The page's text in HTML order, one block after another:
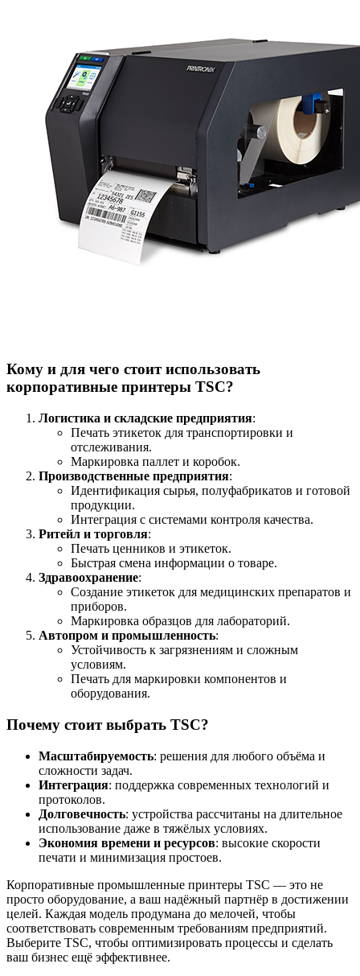
Кому и для чего стоит использовать
корпоративные принтеры TSC?
Логистика и складские предприятия:
Печать этикеток для транспортировки и
отслеживания.
Маркировка паллет и коробок.
Производственные предприятия:
Идентификация сырья, полуфабрикатов и готовой
продукции.
Интеграция с системами контроля качества.
Ритейл и торговля:
Печать ценников и этикеток.
Быстрая смена информации о товаре.
Здравоохранение:
Создание этикеток для медицинских препаратов и
приборов.
Маркировка образцов для лабораторий.
Автопром и промышленность:
Устойчивость к загрязнениям и сложным
условиям.
Печать для маркировки компонентов и
оборудования.
Почему стоит выбрать TSC?
Масштабируемость: решения для любого объёма и
сложности задач.
Интеграция: поддержка современных технологий и
протоколов.
Долговечность: устройства рассчитаны на длительное
использование даже в тяжёлых условиях.
Экономия времени и ресурсов: высокие скорости
печати и минимизация простоев.
Корпоративные промышленные принтеры TSC — это не
просто оборудование, а ваш надёжный партнёр в достижении
целей. Каждая модель продумана до мелочей, чтобы
соответствовать современным требованиям предприятий.
Выберите TSC, чтобы оптимизировать процессы и сделать
ваш бизнес ещё эффективнее.